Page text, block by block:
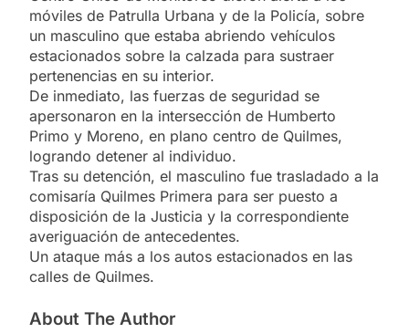
móviles de Patrulla Urbana y de la Policía, sobre
un masculino que estaba abriendo vehículos
estacionados sobre la calzada para sustraer
pertenencias en su interior.
De inmediato, las fuerzas de seguridad se
apersonaron en la intersección de Humberto
Primo y Moreno, en plano centro de Quilmes,
logrando detener al individuo.
Tras su detención, el masculino fue trasladado a la
comisaría Quilmes Primera para ser puesto a
disposición de la Justicia y la correspondiente
averiguación de antecedentes.
Un ataque más a los autos estacionados en las
calles de Quilmes.
About The Author